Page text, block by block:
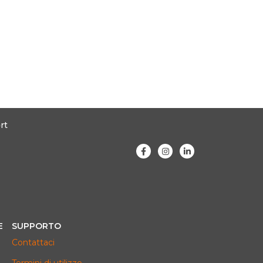
SUPPORTO
Contattaci